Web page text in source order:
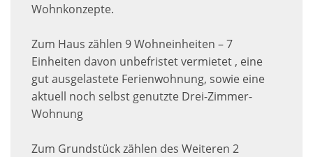
Wohnkonzepte.
Zum Haus zählen 9 Wohneinheiten – 7
Einheiten davon unbefristet vermietet , eine
gut ausgelastete Ferienwohnung, sowie eine
aktuell noch selbst genutzte Drei-Zimmer-
Wohnung
Zum Grundstück zählen des Weiteren 2